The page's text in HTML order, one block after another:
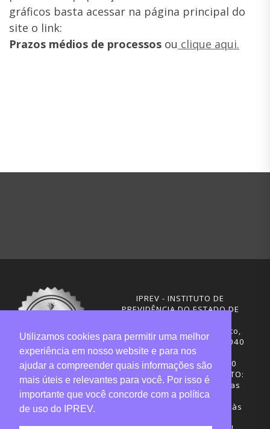
gráficos basta acessar na página principal do
site o link:
Prazos médios de processos ou clique aqui.
IPREV - INSTITUTO DE
PREVIDÊNCIA DO ESTADO DE
Rua Visconde de Ouro Preto,
291 – Centro - CEP: 88020-040
Florianópolis - SC
Telefones: (48) 3665-4600
HORÁRIO DE FUNCIONAMENTO:
Central de Atendimento: das
12h30 às 18h
Sede administrativa: 7h30 às
Utilizamos cookies para permitir uma melhor
experiência em nosso website e para nos
ajudar a compreender quais informações são
mais úteis e relevantes para você. Por isso é
importante que você concorde com a política
de uso do IPREV.